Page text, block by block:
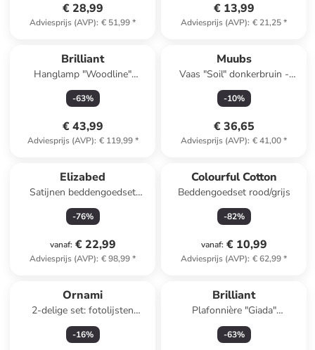
€ 28,99
Adviesprijs (AVP): € 51,99*
€ 13,99
Adviesprijs (AVP): € 21,25*
Brilliant
Hanglamp "Woodline"
lichtbruin - (H)148 x Ø 36 cm
-63%
€ 43,99
Adviesprijs (AVP): € 119,99*
Muubs
Vaas "Soil" donkerbruin -
(H)21,5 x Ø 18 cm
-10%
€ 36,65
Adviesprijs (AVP): € 41,00*
Elizabed
Satijnen beddengoedset
beige/wit
-76%
vanaf: € 22,99
Adviesprijs (AVP): € 98,99*
Colourful Cotton
Beddengoedset rood/grijs
-82%
vanaf: € 10,99
Adviesprijs (AVP): € 62,99*
Ornami
2-delige set: fotolijsten
goudkleurig - (L)18,2 x (B)13,2
cm
-16%
Brilliant
Plafonnière "Giada"
zwart/naturel - (B)74 x (H)17
x (D)10 cm
-63%